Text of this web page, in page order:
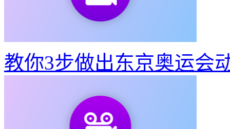
视频转出既清晰又不大